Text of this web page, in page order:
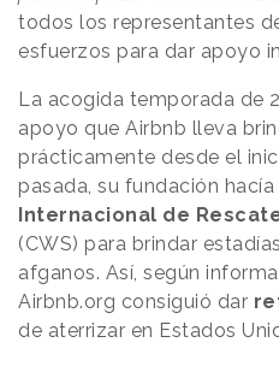
todos los representantes
esfuerzos para dar apoyo
La acogida temporada de
apoyo que Airbnb lleva
prácticamente desde el
pasada, su fundación
Internacional de
(CWS) para brindar
afganos. Así, según
Airbnb.org consiguió dar
de aterrizar en Estados